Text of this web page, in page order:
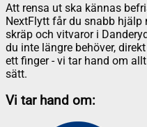
Att rensa ut ska kännas
NextFlytt får du snabb hjälp
skräp och vitvaror i
du inte längre behöver,
ett finger - vi tar hand om
sätt.
Vi tar hand om: